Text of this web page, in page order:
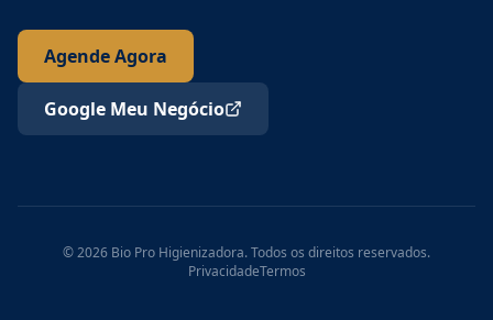
Agende Agora
Google Meu Negócio
©2026 Bio Pro Higienizadora. Todos os direitos reservados.
PrivacidadeTermos